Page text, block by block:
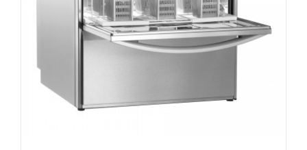
DETAILS